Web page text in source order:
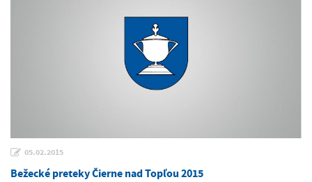
05.02.2015
Bežecké preteky Čierne nad Topľou 2015